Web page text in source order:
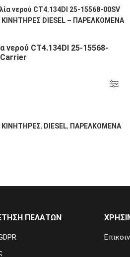
νερού CT4.134DI 25-15568-
KΙΝΗΤΗΡΕΣ, DIESEL, ΠΑΡΕΛΚΟΜΕΝΑ
ΠΕΛΑΤΏΝ